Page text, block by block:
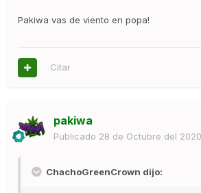
Pakiwa vas de viento en popa!
Citar
pakiwa
Publicado 28 de Octubre del 2020
ChachoGreenCrown dijo: